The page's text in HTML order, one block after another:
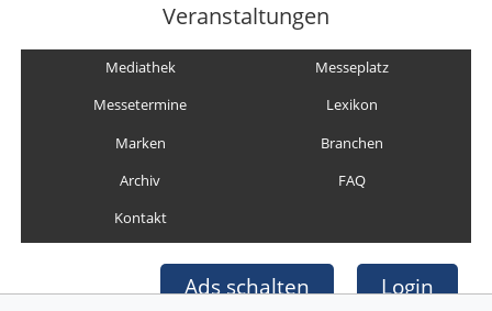
Veranstaltungen
Mediathek
Messeplatz
Messetermine
Lexikon
Marken
Branchen
Archiv
FAQ
Kontakt
Ads schalten Login